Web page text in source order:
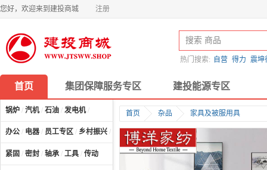
您好，欢迎来到建投商城 注册
热门搜索: 自营 得力 震坤
首页 集团保障服务专区 建投能源专区
锅炉 / 汽机/ 石油 / 发电机/
办公 / 电器 / 员工专区 / 乡村振兴 / 计算机及配件/
紧固 / 密封 / 轴承 / 工具 / 传动
首页 杂品 家具及被服用具